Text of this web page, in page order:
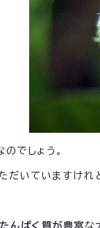
でしょう。
だいていますけれ
たんぱく質が豊富な